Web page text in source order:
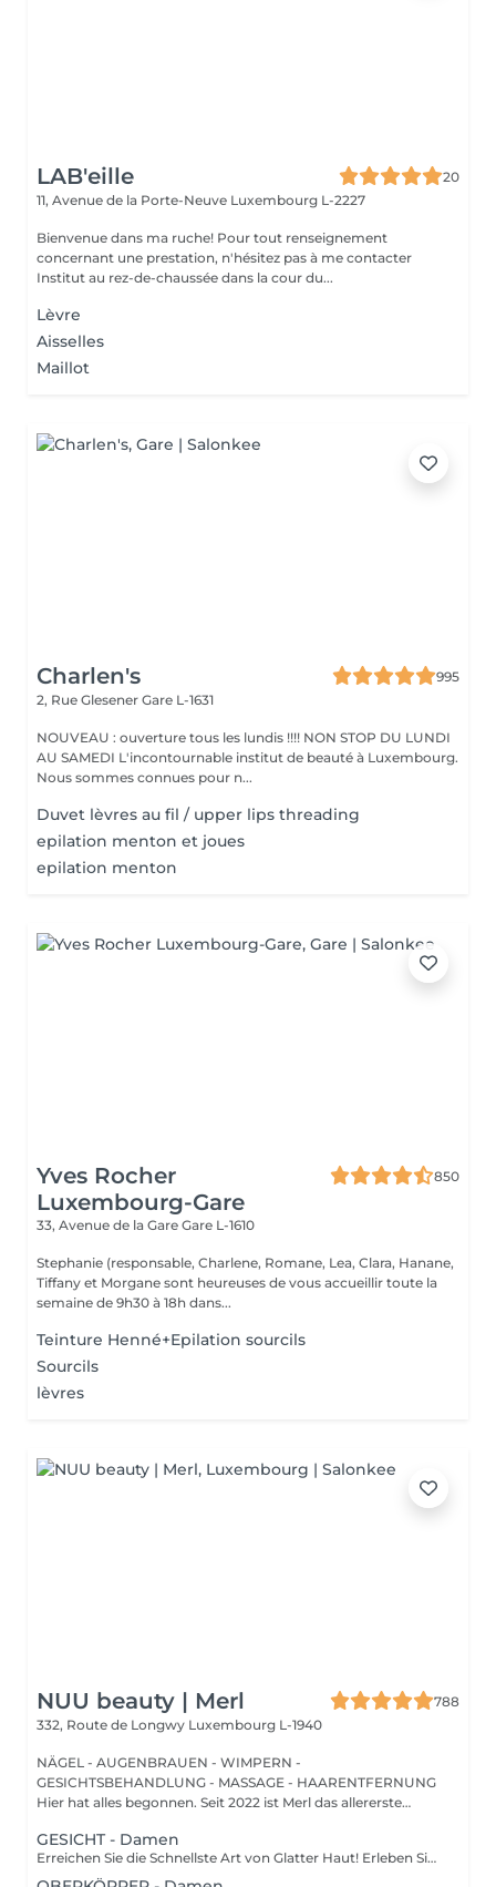
LAB'eille
20
11, Avenue de la Porte-Neuve Luxembourg L-2227
Bienvenue dans ma ruche! Pour tout renseignement
concernant une prestation, n'hésitez pas à me contacter
Institut au rez-de-chaussée dans la cour du...
Lèvre
Aisselles
Maillot
Charlen's
995
2, Rue Glesener Gare L-1631
NOUVEAU : ouverture tous les lundis !!!! NON STOP DU LUNDI
AU SAMEDI L'incontournable institut de beauté à Luxembourg.
Nous sommes connues pour n...
Duvet lèvres au fil / upper lips threading
epilation menton et joues
epilation menton
Yves Rocher
Luxembourg-Gare
850
33, Avenue de la Gare Gare L-1610
Stephanie (responsable, Charlene, Romane, Lea, Clara, Hanane,
Tiffany et Morgane sont heureuses de vous accueillir toute la
semaine de 9h30 à 18h dans...
Teinture Henné+Epilation sourcils
Sourcils
lèvres
NUU beauty | Merl
788
332, Route de Longwy Luxembourg L-1940
NÄGEL - AUGENBRAUEN - WIMPERN -
GESICHTSBEHANDLUNG - MASSAGE - HAARENTFERNUNG
Hier hat alles begonnen. Seit 2022 ist Merl das allererste
GESICHT - Damen
Erreichen Sie die Schnellste Art von Glatter Haut! Erleben Sie die Vorteile der dauerhaften Haarentfernung mit unserer fortschrittlichen Lichttechnologie, die effektiv die Haarfollikel anvisiert. Unsere Laserfunktionen: Neueste Technologie: neues Modell 2022 Vielseitige Behandlung: 3-in-1-System: Diodenlaser, Alexandrit und NdYag Zertifizierte Sicherheit: vollständig in der EU zertifiziert Sichtbare Ergebnisse: deutliche Effekte nach Ihrer ersten Sitzung Vollständige Transformation: endergebnisse nach 6-8 Behandlungen Für Alle Geeignet: eignet sich für alle Haut- und Haartypen, außer grauem Haar Komfort steht an erster Stelle: ausgestattet mit einem Kühlsystem für ein schmerzfreies Erlebnis Wie funktioniert die Haarentfernung mit Laser? Vorbereitung: ihre Haut wird gründlich gereinigt. Gel-Anwendung: ein spezielles Gel wird aufgetragen, um die Behandlung zu verbessern. Laserbehandlung: der Laser wird auf die behandelte Stelle angewendet. Beruhigender Abschluss: eine beruhigende Creme wird nach der Behandlung aufgetragen. Altersempfehlungen: am besten geeignet für Personen ab 16-18 Jahren. Nachbehandlungs-Tipps: um optimale Ergebnisse zu gewährleisten, vermeiden Sie bitte eine Sonnenexposition eine Woche vor und nach dem Eingriff. Behandlungsfrequenz: die Sitzungen werden alle 4-8 Wochen empfohlen, insgesamt 6-10 Behandlungen je nach Bereich.